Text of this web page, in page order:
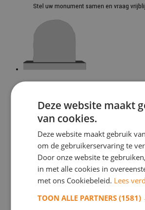
Stel uw monument samen en vraag
Toevoegen aan verlanglijst
Toevoegen aan verlanglijst
Monument samenstellen
Stel uw monument samen en vraag
Deze website maakt
van cookies.
Deze website maakt gebruik
om de gebruikerservaring te
Door onze website te
in met alle cookies in
met ons Cookiebeleid. Lees
TOON ALLE PARTNERS(1581)